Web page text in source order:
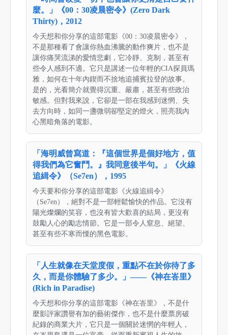
麼。」《00：30凌晨密令》(Zero Dark
Thirty)，2012
今天想和你分享的這部電影《00：30凌晨密令》，
不是那種看了會讓你熱血沸騰的動作爽片，也不是
讓你痛哭流涕的愛情悲劇，它冷靜、克制，甚至有
些令人感到不適。它只是講述一位年輕的CIA探員瑪
雅，如何在十年內鍥而不捨地追捕賓拉登的故事。
是的，光看簡介就覺得沉重、嚴肅，甚至有些政治
敏感。但對我來說，它卻是一部在我感到迷惘、失
去方向時，如同一盞微弱卻堅定的燈火，照亮我內
心黑暗角落的電影。
「海明威曾寫道：『這個世界是個好地方，值
得我們為它奮鬥。』我同意後半句。」《火線
追緝令》（Se7en），1995
今天要和你分享的這部電影《火線追緝令》
（Se7en），絕對不是一部輕鬆愉快的作品。它沒有
陽光燦爛的笑容，也沒有皆大歡喜的結局，更沒有
鼓勵人心的勵志情節。它是一部令人窒息、絕望、
甚至有些不寒而慄的黑色電影。
「人生就像在天堂度假，重點不在於你待了多
久，而是你體驗了多少。」——《神在峇里》
(Rich in Paradise)
今天想和你分享的這部電影《神在峇里》，不是什
麼影評家讚譽有加的藝術傑作，也不是什麼票房破
紀錄的商業大片，它只是一個關於迷惘的年輕人，